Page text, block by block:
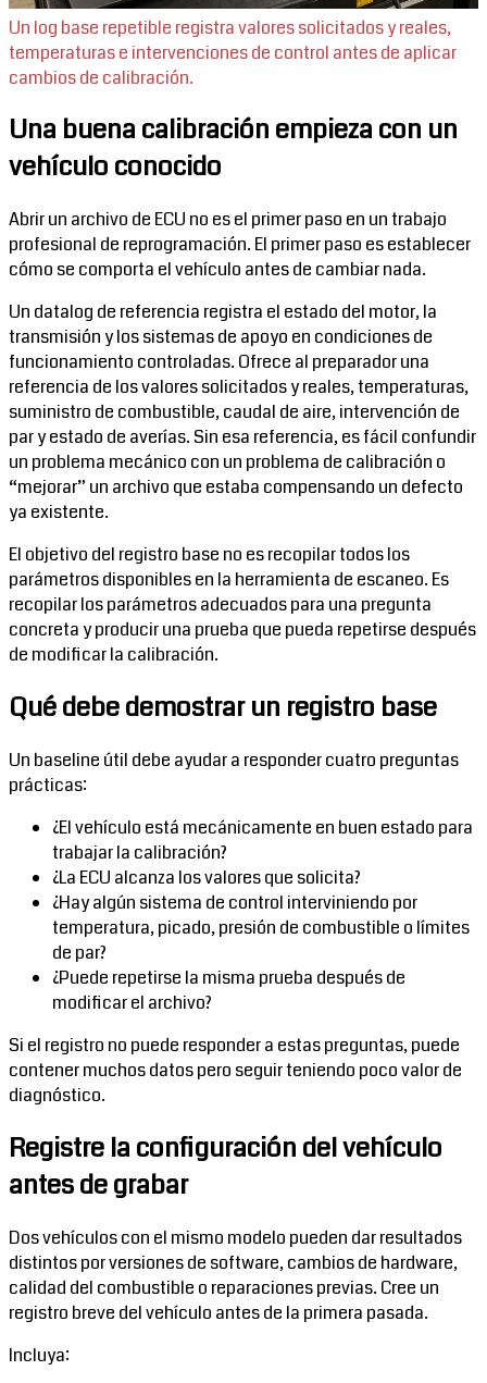
Un log base repetible registra valores solicitados y reales,
temperaturas e intervenciones de control antes de aplicar
cambios de calibración.
Una buena calibración empieza con un
vehículo conocido
Abrir un archivo de ECU no es el primer paso en un trabajo
profesional de reprogramación. El primer paso es establecer
cómo se comporta el vehículo antes de cambiar nada.
Un datalog de referencia registra el estado del motor, la
transmisión y los sistemas de apoyo en condiciones de
funcionamiento controladas. Ofrece al preparador una
referencia de los valores solicitados y reales, temperaturas,
suministro de combustible, caudal de aire, intervención de
par y estado de averías. Sin esa referencia, es fácil confundir
un problema mecánico con un problema de calibración o
“mejorar” un archivo que estaba compensando un defecto
ya existente.
El objetivo del registro base no es recopilar todos los
parámetros disponibles en la herramienta de escaneo. Es
recopilar los parámetros adecuados para una pregunta
concreta y producir una prueba que pueda repetirse después
de modificar la calibración.
Qué debe demostrar un registro base
Un baseline útil debe ayudar a responder cuatro preguntas
prácticas:
¿El vehículo está mecánicamente en buen estado para
trabajar la calibración?
¿La ECU alcanza los valores que solicita?
¿Hay algún sistema de control interviniendo por
temperatura, picado, presión de combustible o límites
de par?
¿Puede repetirse la misma prueba después de
modificar el archivo?
Si el registro no puede responder a estas preguntas, puede
contener muchos datos pero seguir teniendo poco valor de
diagnóstico.
Registre la configuración del vehículo
antes de grabar
Dos vehículos con el mismo modelo pueden dar resultados
distintos por versiones de software, cambios de hardware,
calidad del combustible o reparaciones previas. Cree un
registro breve del vehículo antes de la primera pasada.
Incluya: